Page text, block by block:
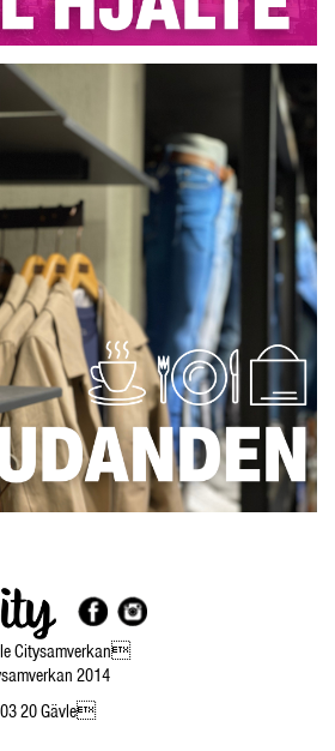
Citysamverkan
2014
20 Gävle